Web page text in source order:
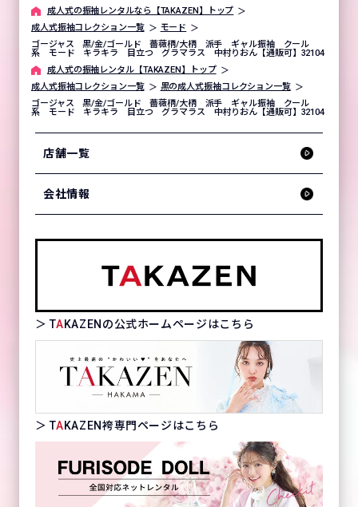
成⼈式の振袖レンタルなら【TAKAZEN】トップ
成人式振袖コレクション一覧
モード
ゴージャス 黒/金/ゴールド 薔薇柄/大柄 派手 ギャル振袖 クール
系 モード キラキラ 目立つ グラマラス 中村りおん【通販可】32104
成⼈式の振袖レンタル【TAKAZEN】トップ
成人式振袖コレクション一覧
黒の成人式振袖コレクション一覧
ゴージャス 黒/金/ゴールド 薔薇柄/大柄 派手 ギャル振袖 クール
系 モード キラキラ 目立つ グラマラス 中村りおん【通販可】32104
店舗一覧
会社情報
＞ TAKAZENの公式ホームページはこちら
＞ TAKAZEN袴専門ページはこちら